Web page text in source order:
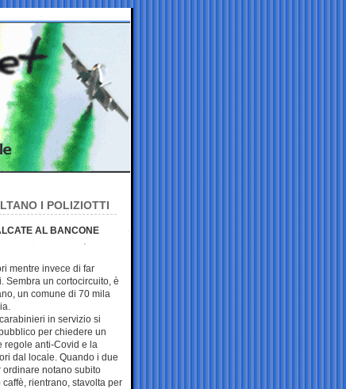
I POLIZIOTTI
AL BANCONE
mentre invece di far
Sembra un cortocircuito, è
un comune di 70 mila
in servizio si
per chiedere un
regole anti-Covid e la
dal locale. Quando i due
notano subito
rientrano, stavolta per